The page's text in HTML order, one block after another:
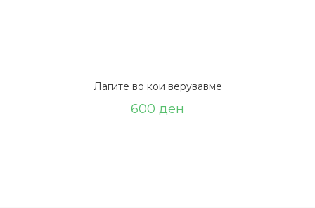
Лагите вo кои верувавме
600 ден